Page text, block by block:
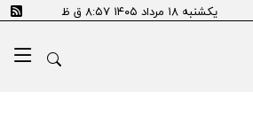
یکشنبه ۱۸ مرداد ۱۴۰۵ ۸:۵۷ ق ظ
error:SSL certificate problem: